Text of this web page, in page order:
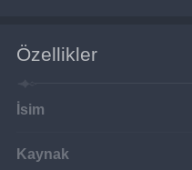
Özellikler
İsim
Kaynak